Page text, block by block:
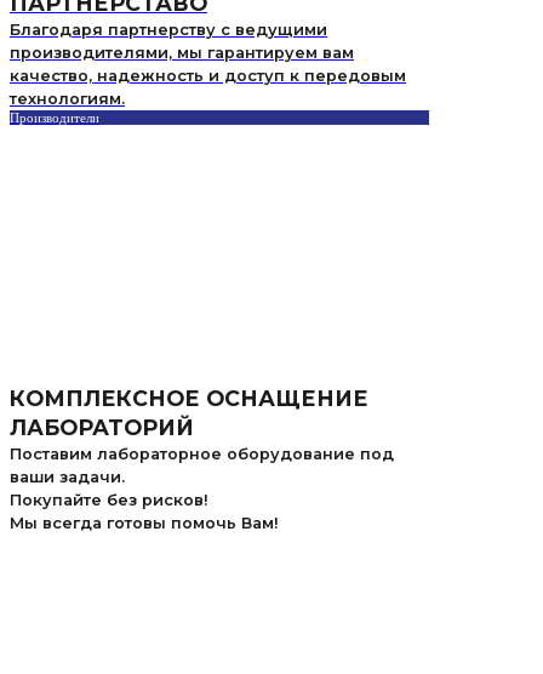
Благодаря партнерству с ведущими
производителями, мы гарантируем вам
качество, надежность и доступ к передовым
технологиям.
Производители
КОМПЛЕКСНОЕ ОСНАЩЕНИЕ
ЛАБОРАТОРИЙ
Поставим лабораторное оборудование под
ваши задачи.
Покупайте без рисков!
Мы всегда готовы помочь Вам!